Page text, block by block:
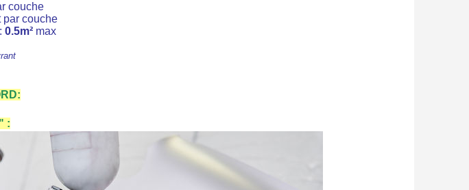
offerte en France métropolitaine pour 250€ d'achats
Paiement en 4x sans frais dès 30€ d'achats
Livraison sous 24 h en France Métropolitaine
Retour produits sous 14 jours
Réduction de 5€ sur la première commande
couche
couche
0.5m²max
: